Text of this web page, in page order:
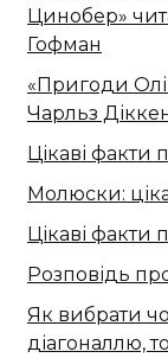
Цинобер»
Гофман
«Пригоди
Чарльз
Цікаві факти
Молюски:
Цікаві факти
Розповідь
Як вибрати
діагоналлю,